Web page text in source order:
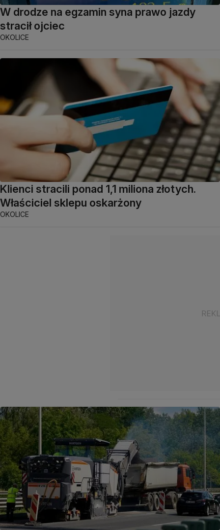
W drodze na egzamin syna prawo jazdy
stracił ojciec
OKOLICE
Klienci stracili ponad 1,1 miliona złotych.
Właściciel sklepu oskarżony
OKOLICE